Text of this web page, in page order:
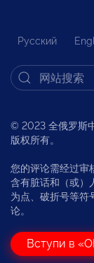
Русский
© 2023 全俄罗斯
版权所有。
您的评论需经过审
含有脏话和（或）
为点、破折号等符
论。
Вступи в